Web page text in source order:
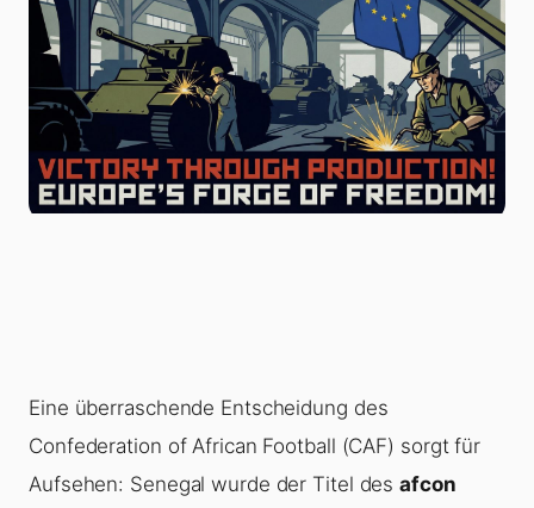
Eine überraschende Entscheidung des
Confederation of African Football (CAF) sorgt für
Aufsehen: Senegal wurde der Titel desafcon